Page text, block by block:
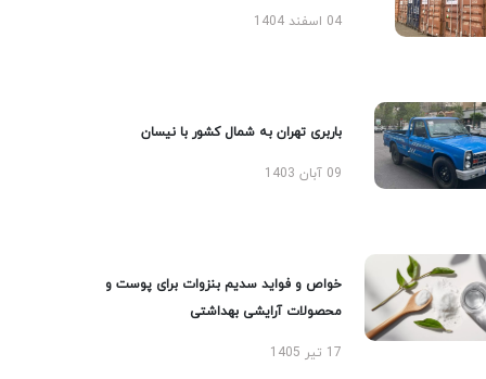
04 اسفند 1404
باربری تهران به شمال کشور با نیسان
09 آبان 1403
خواص و فواید سدیم بنزوات برای پوست و
محصولات آرایشی بهداشتی
17 تیر 1405